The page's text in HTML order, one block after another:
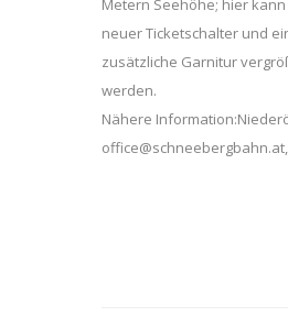
Metern Seehöhe; hier
neuer Ticketschalter und
zusätzliche Garnitur
werden.
Nähere